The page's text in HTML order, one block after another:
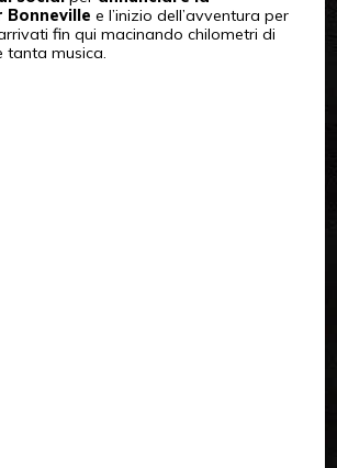
e l’inizio dell’avventura per
fin qui macinando chilometri di
tanta musica.